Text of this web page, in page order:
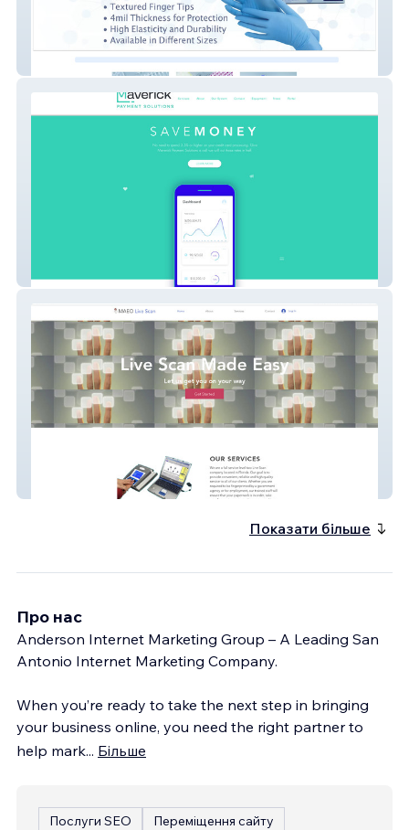
Kashi Scientific
MAEO Live Scan
Показати більше
Про нас
Anderson Internet Marketing Group – A Leading San
Antonio Internet Marketing Company.
When you’re ready to take the next step in bringing
your business online, you need the right partner to
help mark... Більше
Послуги SEO
Переміщення сайту